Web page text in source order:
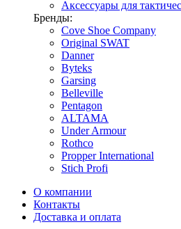
Аксессуары для
Бренды:
Cove Shoe Company
Original SWAT
Danner
Byteks
Garsing
Belleville
Pentagon
ALTAMA
Under Armour
Rothco
Propper International
Stich Profi
О компании
Контакты
Доставка и оплата